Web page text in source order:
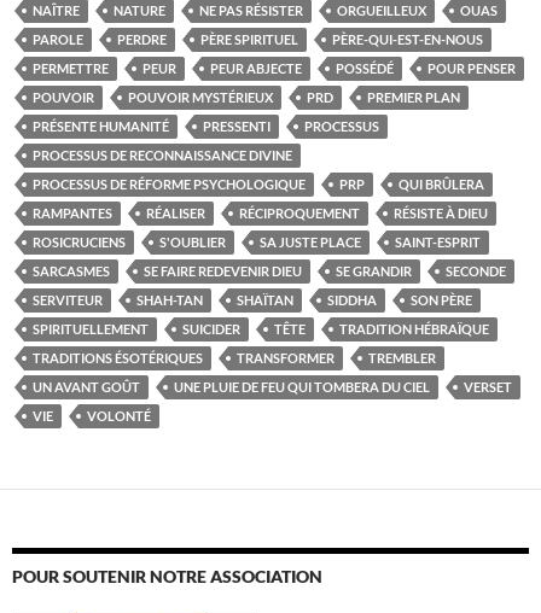
NAÎTRE
NATURE NE PAS RÉSISTER ORGUEILLEUX
OUAS
PAROLE
PERDRE PÈRE SPIRITUEL
PÈRE-QUI-EST-EN-NOUS
PERMETTRE
PEUR PEUR ABJECTE POSSÉDÉ
POUR PENSER
POUVOIR
POUVOIR MYSTÉRIEUX PRD
PREMIER PLAN
PRÉSENTE HUMANITÉ
PRESSENTI
PROCESSUS
PROCESSUS DE RECONNAISSANCE DIVINE
PROCESSUS DE RÉFORME PSYCHOLOGIQUE
PRP
QUI BRÛLERA
RAMPANTES
RÉALISER RÉCIPROQUEMENT
RÉSISTE À DIEU
ROSICRUCIENS
S'OUBLIER SA JUSTE PLACE
SAINT-ESPRIT
SARCASMES
SE FAIRE REDEVENIR DIEU SE GRANDIR
SECONDE
SERVITEUR
SHAH-TAN SHAÏTAN SIDDHA
SON PÈRE
SPIRITUELLEMENT
SUICIDER TÊTE
TRADITION HÉBRAÏQUE
TRADITIONS ÉSOTÉRIQUES
TRANSFORMER
TREMBLER
UN AVANT GOÛT
UNE PLUIE DE FEU QUI TOMBERA DU CIEL
VERSET
VIE
VOLONTÉ
POUR SOUTENIR NOTRE ASSOCIATION